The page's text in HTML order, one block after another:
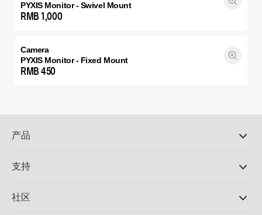
PYXIS Monitor - Swivel Mount
RMB 1,000
Camera
PYXIS Monitor - Fixed Mount
RMB 450
产品
DaVinci Resolve和Fusion软件
Ultimatte
支持
支持中心
社区